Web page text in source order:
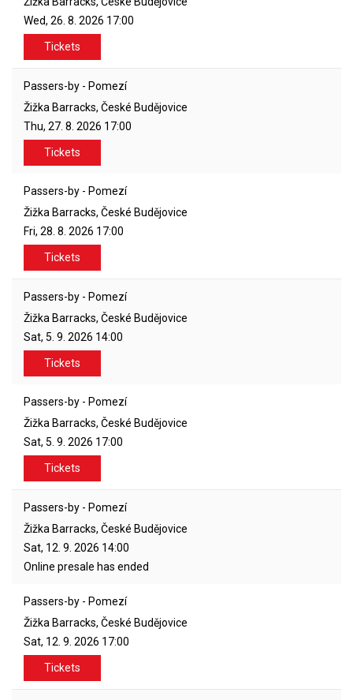
Wed, 26. 8. 2026 17:00
Tickets
Passers-by - Pomezí
Žižka Barracks, České Budějovice
Thu, 27. 8. 2026 17:00
Tickets
Passers-by - Pomezí
Žižka Barracks, České Budějovice
Fri, 28. 8. 2026 17:00
Tickets
Passers-by - Pomezí
Žižka Barracks, České Budějovice
Sat, 5. 9. 2026 14:00
Tickets
Passers-by - Pomezí
Žižka Barracks, České Budějovice
Sat, 5. 9. 2026 17:00
Tickets
Passers-by - Pomezí
Žižka Barracks, České Budějovice
Sat, 12. 9. 2026 14:00
Online presale has ended
Passers-by - Pomezí
Žižka Barracks, České Budějovice
Sat, 12. 9. 2026 17:00
Tickets